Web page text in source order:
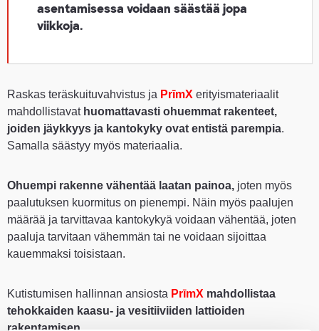
asentamisessa voidaan säästää jopa
viikkoja.
Raskas teräskuituvahvistus ja PrīmX erityismateriaalit
mahdollistavat huomattavasti ohuemmat rakenteet,
joiden jäykkyys ja kantokyky ovat entistä parempia.
Samalla säästyy myös materiaalia.
Ohuempi rakenne vähentää laatan painoa, joten myös
paalutuksen kuormitus on pienempi. Näin myös paalujen
määrää ja tarvittavaa kantokykyä voidaan vähentää, joten
paaluja tarvitaan vähemmän tai ne voidaan sijoittaa
kauemmaksi toisistaan.
Kutistumisen hallinnan ansiosta PrīmX mahdollistaa
tehokkaiden kaasu- ja vesitiiviiden lattioiden
rakentamisen.